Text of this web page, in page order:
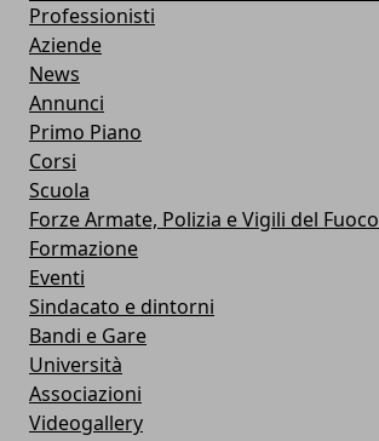
Professionisti
Aziende
News
Annunci
Primo Piano
Corsi
Scuola
Forze Armate, Polizia e Vigili del Fuoco
Formazione
Eventi
Sindacato e dintorni
Bandi e Gare
Università
Associazioni
Videogallery